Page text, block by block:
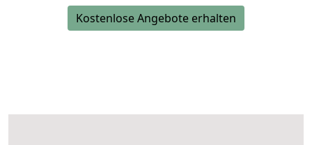
Kostenlose Angebote erhalten